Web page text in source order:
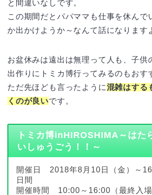
と間違いなしです。
この期間だとパパママも仕事を休んで
か出かけようか～なんて話になります
お盆休みは遠出は無理って人も、子供
出作りにトミカ博行ってみるのもおす
ただ先ほども言ったように混雑はする
くのが良いです。
トミカ博inHIROSHIMA～はた
いしゅうごう！！～
開催日 2018年8月10日（金）～
日間
開催時間 10:00～16:00（最終入場